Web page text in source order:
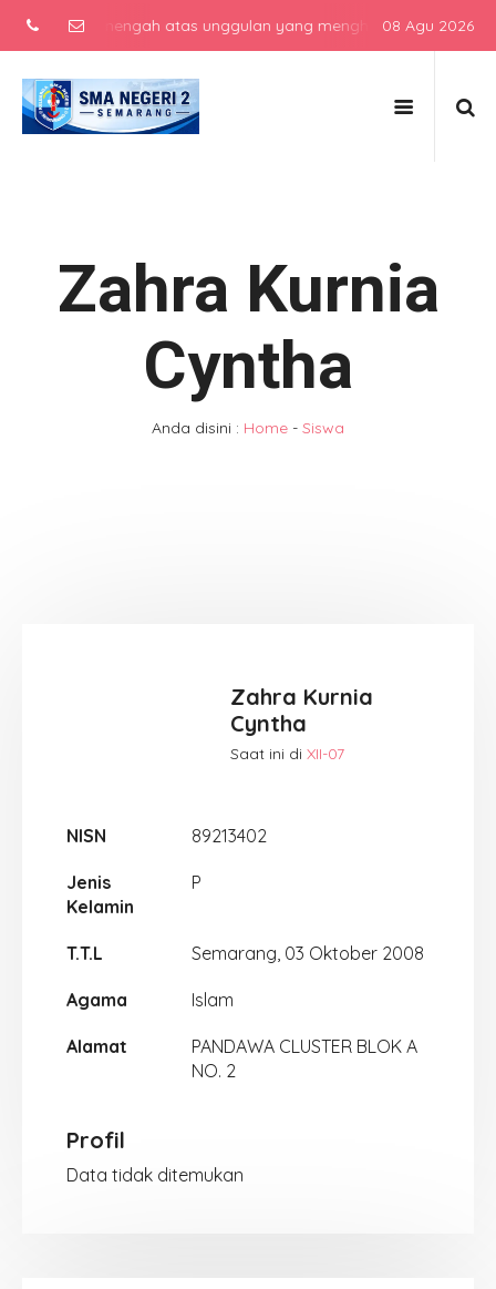
menengah atas unggulan yang menghasilkan lulusan
08 Agu 2026
Zahra Kurnia
Cyntha
Anda disini : Home - Siswa
Zahra Kurnia
Cyntha
Saat ini diXII-07
NISN 89213402
Jenis
Kelamin
P
T.T.L Semarang, 03 Oktober 2008
Agama Islam
Alamat
PANDAWA CLUSTER BLOK A
NO. 2
Profil
Data tidak ditemukan